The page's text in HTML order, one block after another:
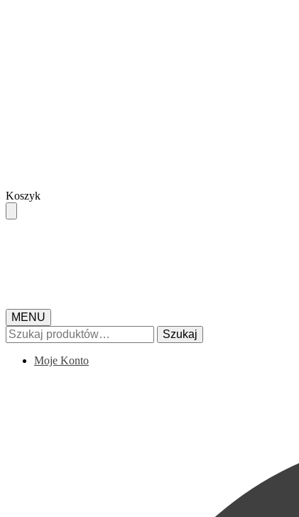
Skip
to
navigation
Skip
to
content
Koszyk
MENU
Szukaj:
Szukaj
Moje Konto